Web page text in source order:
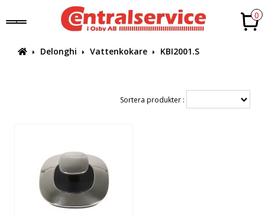
0
Delonghi Vattenkokare KBI2001.S
Sortera produkter :